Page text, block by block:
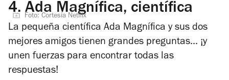
4. Ada Magnífica, científica
Foto: Cortesía Netflix
La pequeña científica Ada Magnífica y sus dos
mejores amigos tienen grandes preguntas... ¡y
unen fuerzas para encontrar todas las
respuestas!